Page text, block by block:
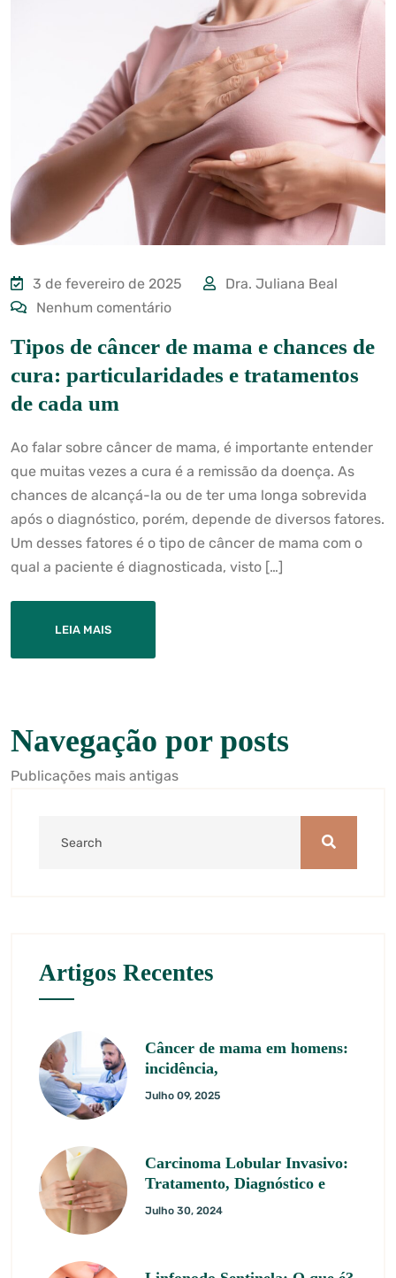
3 de fevereiro de 2025
Dra. Juliana Beal
Nenhum comentário
Tipos de câncer de mama e chances de
cura: particularidades e tratamentos
de cada um
Ao falar sobre câncer de mama, é importante entender
que muitas vezes a cura é a remissão da doença. As
chances de alcançá-la ou de ter uma longa sobrevida
após o diagnóstico, porém, depende de diversos fatores.
Um desses fatores é o tipo de câncer de mama com o
qual a paciente é diagnosticada, visto […]
LEIA MAIS
Navegação por posts
Publicações mais antigas
Artigos Recentes
Câncer de mama em homens:
incidência,
Julho 09, 2025
Carcinoma Lobular Invasivo:
Tratamento, Diagnóstico e
Julho 30, 2024